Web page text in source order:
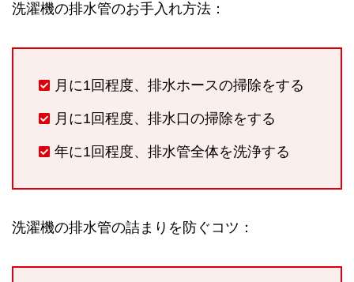
洗濯機の排水管のお手入れ方法：
月に1回程度、排水ホースの掃除をする
月に1回程度、排水口の掃除をする
年に1回程度、排水管全体を洗浄する
洗濯機の排水管の詰まりを防ぐコツ：